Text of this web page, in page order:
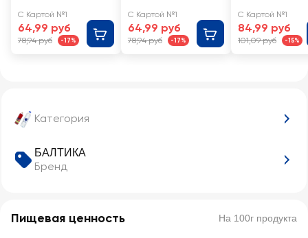
Категория
БАЛТИКА
Бренд
Пищевая ценность На 100г продукта
Пшеничное
нефильтрован
ный
С Картой №1
64,99 руб
78,94 руб -17%
С Картой №1
64,99 руб
78,94 руб -17%
ПИВОВАРНЯ
IPA
нефильтрован
С Картой №1
84,99 руб
101,09 руб -15%